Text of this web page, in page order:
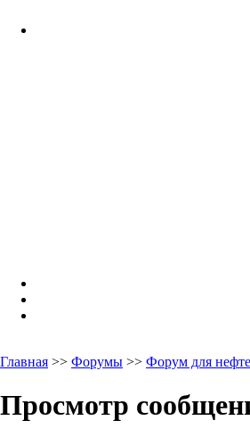
Главная >> Форумы >> Форум для
Просмотр